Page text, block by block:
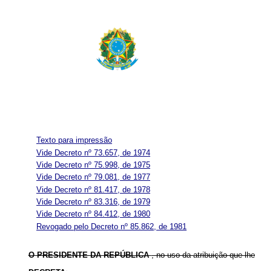
Texto para impressão
Vide Decreto nº 73.657, de 1974
Vide Decreto nº 75.998, de 1975
Vide Decreto nº 79.081, de 1977
Vide Decreto nº 81.417, de 1978
Vide Decreto nº 83.316, de 1979
Vide Decreto nº 84.412, de 1980
Revogado pelo Decreto nº 85.862, de 1981
O PRESIDENTE DA REPÚBLICA, no uso da atribuição que